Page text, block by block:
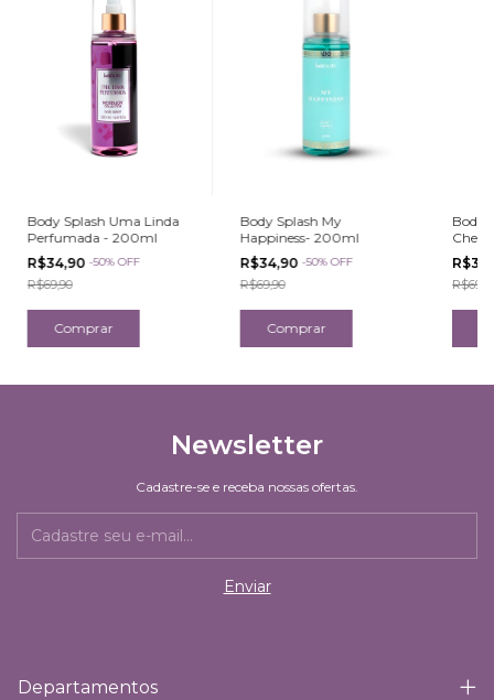
Body Splash Uma Linda
Perfumada - 200ml
R$34,90 -50%OFF
R$69,90
Body Splash My
Happiness- 200ml
R$34,90 -50%OFF
R$69,90
Body
Newsletter
Cadastre-se e receba nossas ofertas.
Departamentos